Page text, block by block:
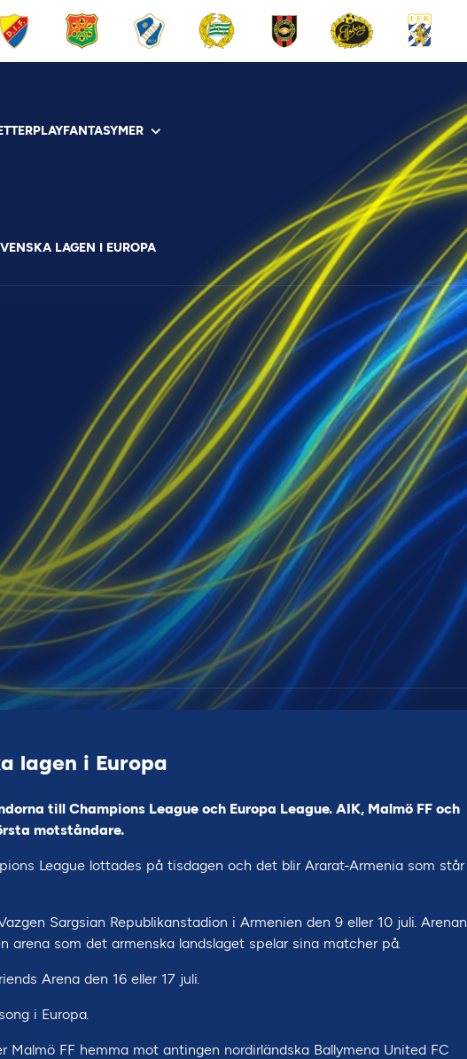
PLAYFANTASYMER
LAGEN I EUROPA
lagen i Europa
till Champions League och Europa League. AIK, Malmö FF och
motståndare.
League lottades på tisdagen och det blir Ararat-Armenia som står
Sargsian Republikanstadion i Armenien den 9 eller 10 juli. Arenan
arena som det armenska landslaget spelar sina matcher på.
Arena den 16 eller 17 juli.
i Europa.
Malmö FF hemma mot antingen nordirländska Ballymena United FC